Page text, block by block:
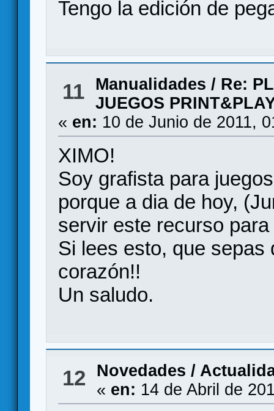
Tengo la edición de
11 Manualidades / Re:
JUEGOS
« en: 10 de Junio de 2011,
XIMO!
Soy grafista para
porque a dia de hoy,
servir este recurso
Si lees esto, que sepas
corazón!!
Un saludo.
12
Novedades /
« en: 14 de Abril de